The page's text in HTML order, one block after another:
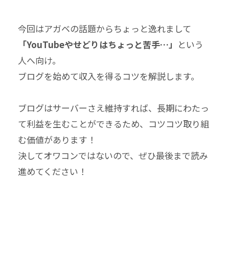
今回はアガベの話題からちょっと逸れまして
「YouTubeやせどりはちょっと苦手…」 という
人へ向け。
ブログを始めて収入を得るコツを解説します。
ブログはサーバーさえ維持すれば、長期にわたっ
て利益を生むことができるため、コツコツ取り組
む価値があります！
決してオワコンではないので、ぜひ最後まで読み
進めてください！